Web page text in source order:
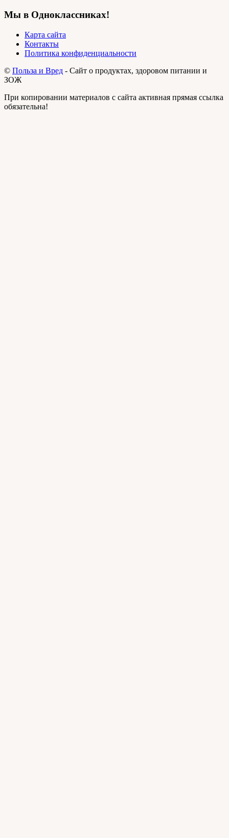
Мы в Одноклассниках!
Карта сайта
Контакты
Политика конфиденциальности
© Польза и Вред - Сайт о продуктах, здоровом питании и
ЗОЖ
При копировании материалов с сайта активная прямая ссылка
обязательна!